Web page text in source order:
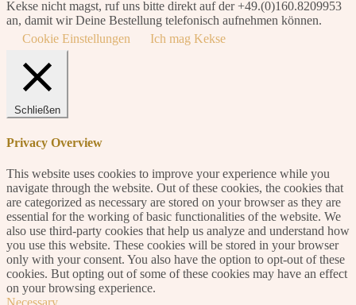
Kekse nicht magst, ruf uns bitte direkt auf der +49.(0)160.8209953
an, damit wir Deine Bestellung telefonisch aufnehmen können.
Cookie Einstellungen
Ich mag Kekse
Schließen
Privacy Overview
This website uses cookies to improve your experience while you
navigate through the website. Out of these cookies, the cookies that
are categorized as necessary are stored on your browser as they are
essential for the working of basic functionalities of the website. We
also use third-party cookies that help us analyze and understand how
you use this website. These cookies will be stored in your browser
only with your consent. You also have the option to opt-out of these
cookies. But opting out of some of these cookies may have an effect
on your browsing experience.
Necessary